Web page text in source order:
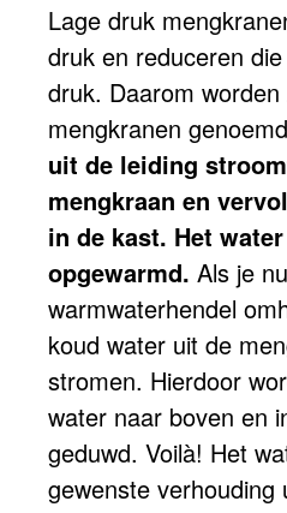
Lage druk
druk en reduceren
druk. Daarom
mengkranen
uit de leiding
mengkraan en
in de kast. Het
opgewarmd. Als je
warmwaterhendel
koud water uit de
stromen. Hierdoor
water naar boven en
geduwd. Voilà! Het
gewenste verhouding